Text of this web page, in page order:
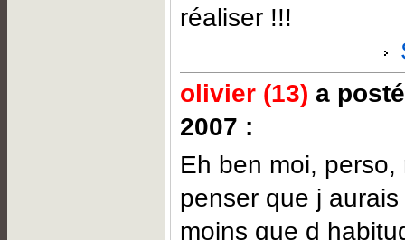
réaliser !!!
olivier (13) a
2007 :
Eh ben moi,
penser que j
moins que d